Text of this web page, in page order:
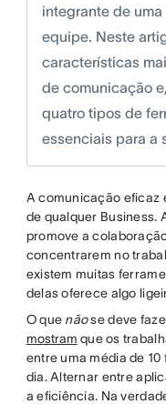
integrante de
equipe. Neste
características
de comunicação
quatro tipos de
essenciais para a
A comunicação eficaz
de qualquer Business.
promove a
concentrarem no
existem muitas
delas oferece algo
O que nãose deve
mostram que os
entre uma média de
dia. Alternar entre
a eficiência. Na